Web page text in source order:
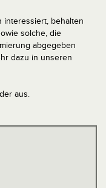
interessiert, behalten
solche, die
abgegeben
dazu in unseren
aus.